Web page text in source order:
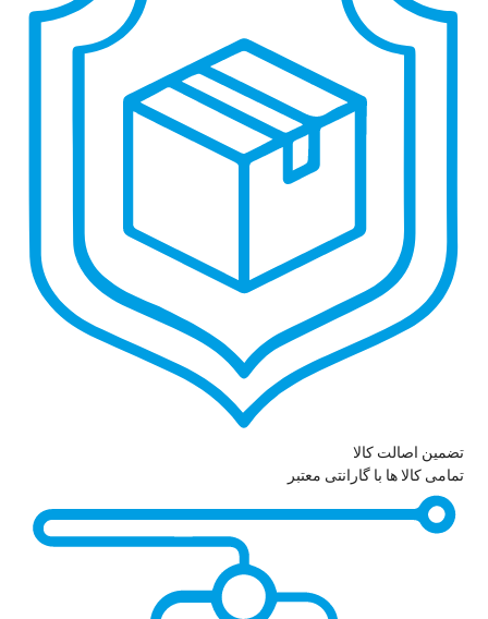
تضمین اصالت کالا
تمامی کالا ها با گارانتی معتبر